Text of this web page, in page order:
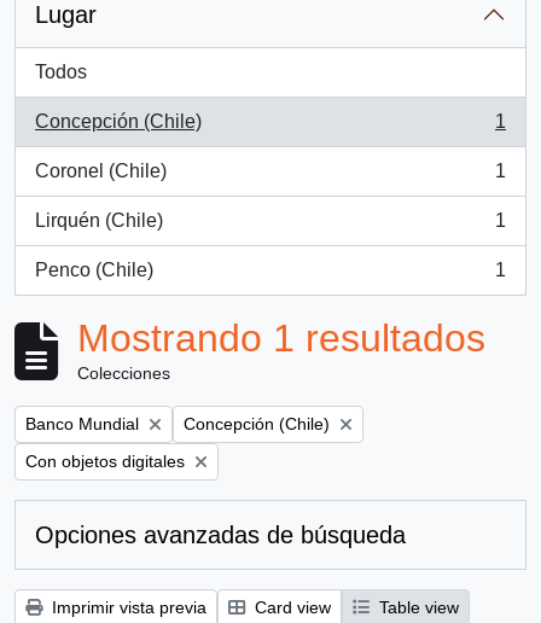
Lugar
Todos
Concepción (Chile)
, 1 resultados
1
Coronel (Chile)
, 1 resultados
1
Lirquén (Chile)
, 1 resultados
1
Penco (Chile)
, 1 resultados
1
Mostrando 1 resultados
Colecciones
Remove filter:
Banco Mundial Remove filter:
Concepción (Chile)
Remove filter:
Con objetos digitales
Opciones avanzadas de búsqueda
Imprimir vista previa Card view
Table view